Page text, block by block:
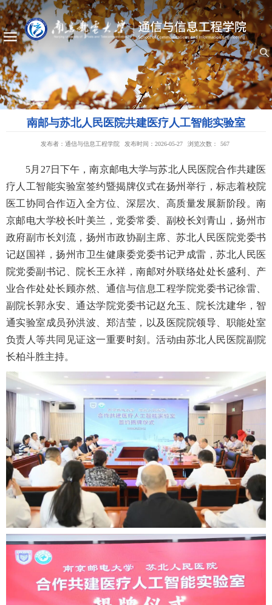
南邮与苏北人民医院共建医疗人工智能实验室
发布者：通信与信息工程学院 发布时间：2026-05-27 浏览次数： 567
5月27日下午，南京邮电大学与苏北人民医院合作共建医
疗人工智能实验室签约暨揭牌仪式在扬州举行，标志着校院
医工协同合作迈入全方位、深层次、高质量发展新阶段。南
京邮电大学校长叶美兰，党委常委、副校长刘青山，扬州市
政府副市长刘流，扬州市政协副主席、苏北人民医院党委书
记赵国祥，扬州市卫生健康委党委书记尹成雷，苏北人民医
院党委副书记、院长王永祥，南邮对外联络处处长盛利、产
业合作处处长顾亦然、通信与信息工程学院党委书记徐雷、
副院长郭永安、通达学院党委书记赵允玉、院长沈建华，智
通实验室成员孙洪波、郑洁莹，以及医院院领导、职能处室
负责人等共同见证这一重要时刻。活动由苏北人民医院副院
长柏斗胜主持。